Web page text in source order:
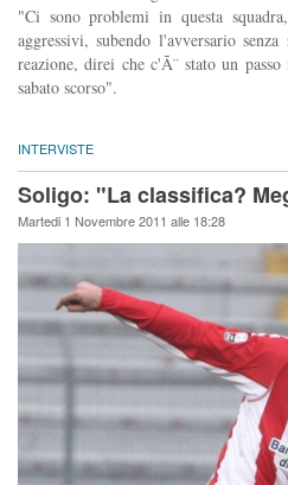
"Ci sono problemi in questa
aggressivi, subendo l'avversario
reazione, direi che c'Ã¨ stato un
sabato scorso".
INTERVISTE
Soligo: "La classifica?
Martedi 1 Novembre 2011 alle 18:28